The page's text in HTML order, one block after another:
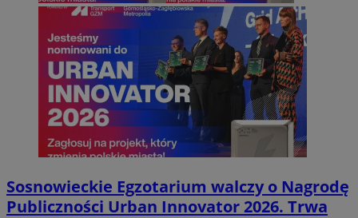
Sosnowieckie Egzotarium walczy o Nagrodę
Publiczności Urban Innovator 2026. Trwa